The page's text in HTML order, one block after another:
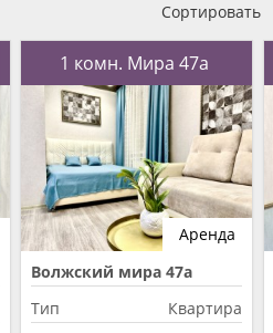
Сортировать
1 комн. Мира 47а
Аренда
Волжский мира 47а
Тип
Квартира